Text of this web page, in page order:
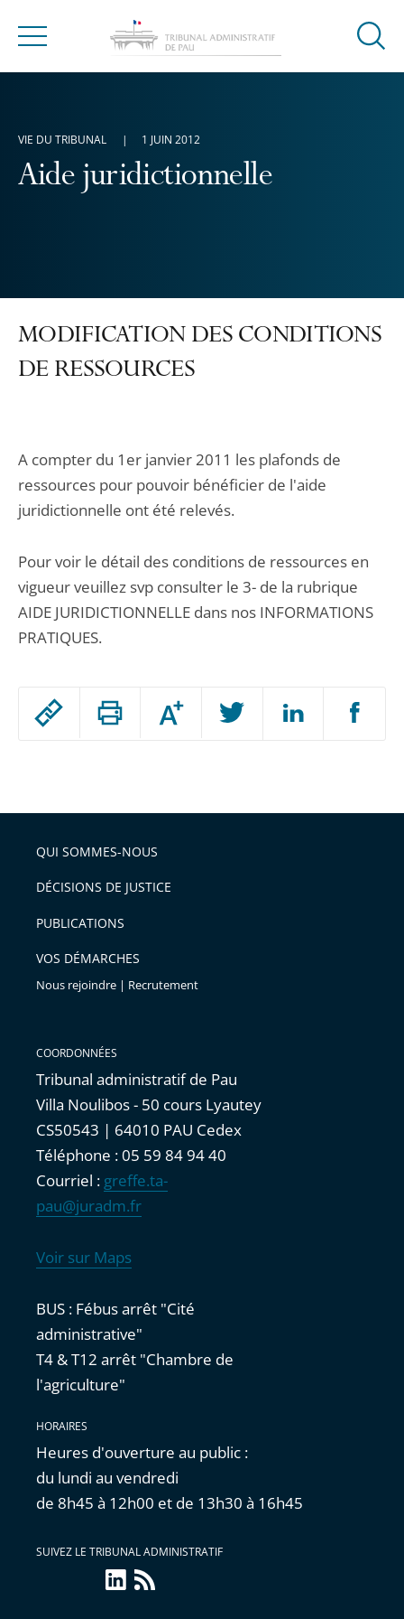
Menu
Ouvrir
Aide juridictionnelle
VIE DU TRIBUNAL 1 JUIN 2012
Passer
arriver
après
Augmenter
ou
l'article
pour
avant
MODIFICATION DES CONDITIONS
DE RESSOURCES
A compter du 1er janvier 2011 les plafonds de
ressources pour pouvoir bénéficier de l'aide
juridictionnelle ont été relevés.
Pour voir le détail des conditions de ressources en
vigueur veuillez svp consulter le 3- de la rubrique
AIDE JURIDICTIONNELLE dans nos INFORMATIONS
PRATIQUES.
QUI SOMMES-NOUS
DÉCISIONS DE JUSTICE
PUBLICATIONS
VOS DÉMARCHES
Nous rejoindre | Recrutement
COORDONNÉES
Tribunal administratif de Pau
Villa Noulibos - 50 cours Lyautey
CS50543 | 64010 PAU Cedex
Téléphone : 05 59 84 94 40
Courriel : greffe.ta-
pau@juradm.fr
Voir sur Maps
BUS : Fébus arrêt "Cité
administrative"
T4 & T12 arrêt "Chambre de
l'agriculture"
HORAIRES
Heures d'ouverture au public :
du lundi au vendredi
de 8h45 à 12h00 et de 13h30 à 16h45
SUIVEZ LE TRIBUNAL ADMINISTRATIF
linkedin
Flux
RSS